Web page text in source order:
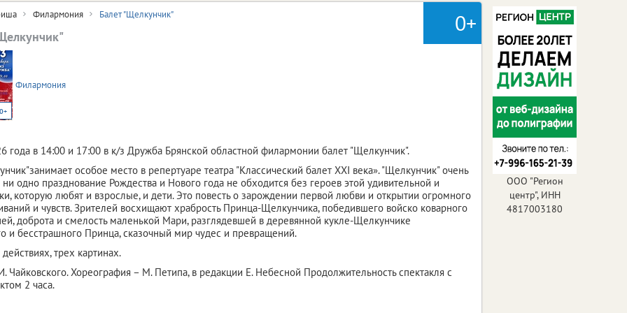
0+
Филармония Балет "Щелкунчик"
0+
Филармония
года в 14:00 и 17:00 в к/з Дружба Брянской областной филармонии балет "Щелкунчик".
особое место в репертуаре театра "Классический балет ХХI века». "Щелкунчик" очень
одно празднование Рождества и Нового года не обходится без героев этой удивительной и
которую любят и взрослые, и дети. Это повесть о зарождении первой любви и открытии огромного
и чувств. Зрителей восхищают храбрость Принца-Щелкунчика, победившего войско коварного
доброта и смелость маленькой Мари, разглядевшей в деревянной кукле-Щелкунчике
и бесстрашного Принца, сказочный мир чудес и превращений.
трех картинах.
Чайковского. Хореография – М. Петипа, в редакции Е. Небесной Продолжительность спектакля с
2 часа.
ООО "Регион
центр", ИНН
4817003180